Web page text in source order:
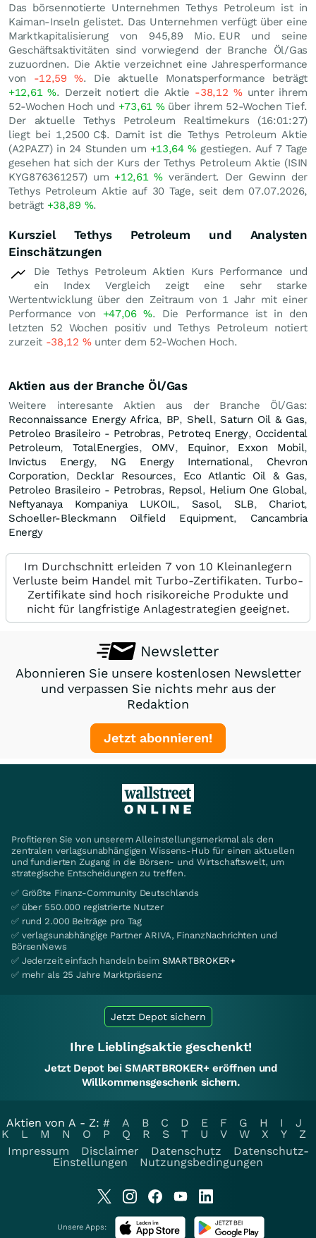
Das börsennotierte Unternehmen Tethys Petroleum ist in
Kaiman-Inseln gelistet. Das Unternehmen verfügt über eine
Marktkapitalisierung von 945,89 Mio. EUR und seine
Geschäftsaktivitäten sind vorwiegend der Branche Öl/Gas
zuzuordnen. Die Aktie verzeichnet eine Jahresperformance
von -12,59%. Die aktuelle Monatsperformance beträgt
+12,61%. Derzeit notiert die Aktie -38,12 %unter ihrem
52-Wochen Hoch und +73,61 %über ihrem 52-Wochen Tief.
Der aktuelle Tethys Petroleum Realtimekurs (16:01:27)
liegt bei 1,2500 C$. Damit ist die Tethys Petroleum Aktie
(A2PAZ7) in 24 Stunden um +13,64%gestiegen. Auf 7 Tage
gesehen hat sich der Kurs der Tethys Petroleum Aktie (ISIN
KYG876361257) um +12,61% verändert. Der Gewinn der
Tethys Petroleum Aktie auf 30 Tage, seit dem 07.07.2026,
beträgt +38,89 %.
Kursziel Tethys Petroleum und Analysten
Einschätzungen
Die Tethys Petroleum Aktien Kurs Performance und
ein Index Vergleich zeigt eine sehr starke
Wertentwicklung über den Zeitraum von 1 Jahr mit einer
Performance von +47,06%. Die Performance ist in den
letzten 52 Wochen positiv und Tethys Petroleum notiert
zurzeit -38,12 %unter dem 52-Wochen Hoch.
Aktien aus der Branche Öl/Gas
Weitere interesante Aktien aus der Branche Öl/Gas:
Reconnaissance Energy Africa, BP, Shell, Saturn Oil & Gas,
Petroleo Brasileiro - Petrobras, Petroteq Energy, Occidental
Petroleum,TotalEnergies, OMV, Equinor, Exxon Mobil,
Invictus Energy, NG Energy International, Chevron
Corporation, Decklar Resources, Eco Atlantic Oil & Gas,
Petroleo Brasileiro - Petrobras, Repsol, Helium One Global,
Neftyanaya Kompaniya LUKOIL, Sasol, SLB, Chariot,
Schoeller-Bleckmann Oilfield Equipment, Cancambria
Energy
Im Durchschnitt erleiden 7 von 10 Kleinanlegern
Verluste beim Handel mit Turbo-Zertifikaten. Turbo-
Zertifikate sind hoch risikoreiche Produkte und
nicht für langfristige Anlagestrategien geeignet.
Newsletter
Abonnieren Sie unsere kostenlosen Newsletter
und verpassen Sie nichts mehr aus der
Redaktion
Jetzt abonnieren!
Profitieren Sie von unserem Alleinstellungsmerkmal als den
zentralen verlagsunabhängigen Wissens-Hub für einen aktuellen
und fundierten Zugang in die Börsen- und Wirtschaftswelt, um
strategische Entscheidungen zu treffen.
✅ Größte Finanz-Community Deutschlands
✅ über 550.000 registrierte Nutzer
✅ rund 2.000 Beiträge pro Tag
✅ verlagsunabhängige Partner ARIVA, FinanzNachrichten und
BörsenNews
✅ Jederzeit einfach handeln beim SMARTBROKER+
✅ mehr als 25 Jahre Marktpräsenz
Jetzt Depot sichern
Ihre Lieblingsaktie geschenkt!
Jetzt Depot bei SMARTBROKER+ eröffnen und
Willkommensgeschenk sichern.
Aktien von A - Z: # A B C D E F G H I
J
K
L M N O P Q R S T U V W X Y
Z
Impressum
Disclaimer Datenschutz
Datenschutz-
Einstellungen
Nutzungsbedingungen
Unsere Apps: